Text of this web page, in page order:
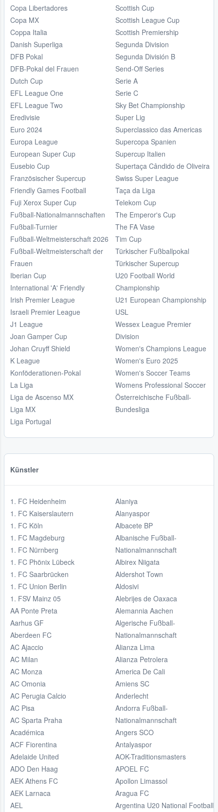
Copa Libertadores
Copa MX
Coppa Italia
Danish Superliga
DFB Pokal
DFB-Pokal del Frauen
Dutch Cup
EFL League One
EFL League Two
Eredivisie
Euro 2024
Europa League
European Super Cup
Eusebio Cup
Französischer Supercup
Friendly Games Football
Fuji Xerox Super Cup
Fußball-Nationalmannschaften
Fußball-Turnier
Fußball-Weltmeisterschaft 2026
Fußball-Weltmeisterschaft der
Frauen
Iberian Cup
International 'A' Friendly
Irish Premier League
Israeli Premier League
J1 League
Joan Gamper Cup
Johan Cruyff Shield
K League
Konföderationen-Pokal
La Liga
Liga de Ascenso MX
Liga MX
Liga Portugal
Scottish Cup
Scottish League Cup
Scottish Premiership
Segunda Division
Segunda División B
Send-Off Series
Serie A
Serie C
Sky Bet Championship
Super Lig
Superclassico das Americas
Supercopa Spanien
Supercup Italien
Supertaça Cândido de Oliveira
Swiss Super League
Taça da Liga
Telekom Cup
The Emperor's Cup
The FA Vase
Tim Cup
Türkischer Fußballpokal
Türkischer Supercup
U20 Football World
Championship
U21 European Championship
USL
Wessex League Premier
Division
Women's Champions League
Women's Euro 2025
Women's Soccer Teams
Womens Professional Soccer
Österreichische Fußball-
Bundesliga
Künstler
1. FC Heidenheim
1. FC Kaiserslautern
1. FC Köln
1. FC Magdeburg
1. FC Nürnberg
1. FC Phönix Lübeck
1. FC Saarbrücken
1. FC Union Berlin
1. FSV Mainz 05
AA Ponte Preta
Aarhus GF
Aberdeen FC
AC Ajaccio
AC Milan
AC Monza
AC Omonia
AC Perugia Calcio
AC Pisa
AC Sparta Praha
Académica
ACF Fiorentina
Adelaide United
ADO Den Haag
AEK Athens FC
AEK Larnaca
AEL
Alaniya
Alanyaspor
Albacete BP
Albanische Fußball-
Nationalmannschaft
Albirex Niigata
Aldershot Town
Aldosivi
Alebrijes de Oaxaca
Alemannia Aachen
Algerische Fußball-
Nationalmannschaft
Alianza Lima
Alianza Petrolera
America De Cali
Amiens SC
Anderlecht
Andorra Fußball-
Nationalmannschaft
Angers SCO
Antalyaspor
AOK-Traditionsmasters
APOEL FC
Apollon Limassol
Aragua FC
Argentina U20 National Football